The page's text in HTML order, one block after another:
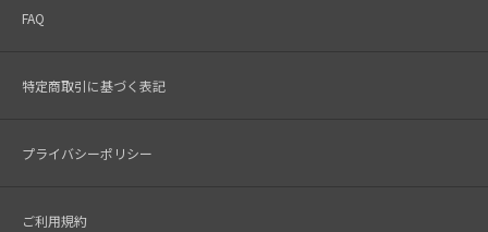
FAQ
特定商取引に基づく表記
プライバシーポリシー
ご利用規約